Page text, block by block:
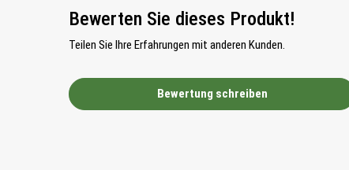
Bewerten Sie dieses Produkt!
Teilen Sie Ihre Erfahrungen mit anderen Kunden.
Bewertung schreiben